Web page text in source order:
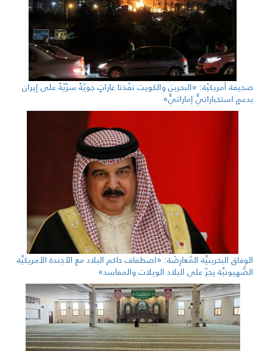
صحيفة أمريكيّة: «البحرين والكويت نفّذتا غاراتٍ جويّةً سرّيّةً على إيران
بدعمٍ استخباراتيٍّ إماراتيٍّ»
الوفاق البحرينيَّة المُعارِضَة: «اصطفاف حاكم البلاد مع الأجندة الأمريكيَّة
الصُّهيونيَّة يجرّ على البلاد الويلات والمفاسد»